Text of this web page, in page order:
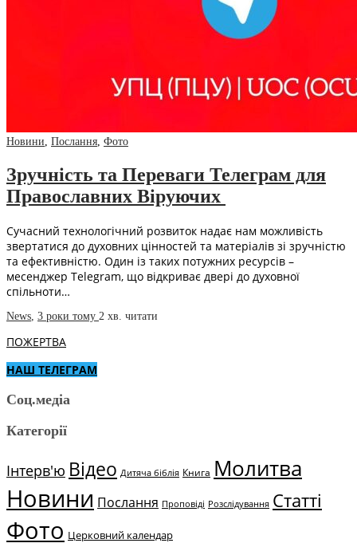
Новини, Послання, Фото
Зручність та Переваги Телеграм для
Православних Віруючих
Сучасний технологічний розвиток надає нам можливість
звертатися до духовних цінностей та матеріалів зі зручністю
та ефективністю. Один із таких потужних ресурсів –
месенджер Telegram, що відкриває двері до духовної
спільноти…
News, 3 роки тому 2 хв. читати
ПОЖЕРТВА
НАШ ТЕЛЕГРАМ
Соц.медіа
Категорії
Інтерв'ю Відео Дитяча біблія Книга Молитва
Новини Послання Проповіді Розслідування Статті
Фото Церковний календар